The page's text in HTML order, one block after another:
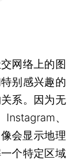
网络上的图
别感兴趣的
系。因为无
、
会显示地理
个特定区域